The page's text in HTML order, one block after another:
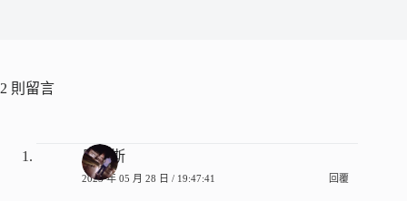
2 則留言
馬諦斯
2025 年 05 月 28 日 / 19:47:41 回覆